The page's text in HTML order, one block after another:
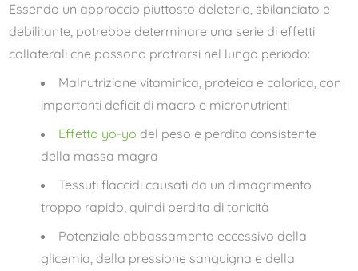
Essendo un approccio piuttosto deleterio, sbilanciato e
debilitante, potrebbe determinare una serie di effetti
collaterali che possono protrarsi nel lungo periodo:
Malnutrizione vitaminica, proteica e calorica, con
importanti deficit di macro e micronutrienti
Effetto yo-yo del peso e perdita consistente
della massa magra
Tessuti flaccidi causati da un dimagrimento
troppo rapido, quindi perdita di tonicità
Potenziale abbassamento eccessivo della
glicemia, della pressione sanguigna e della